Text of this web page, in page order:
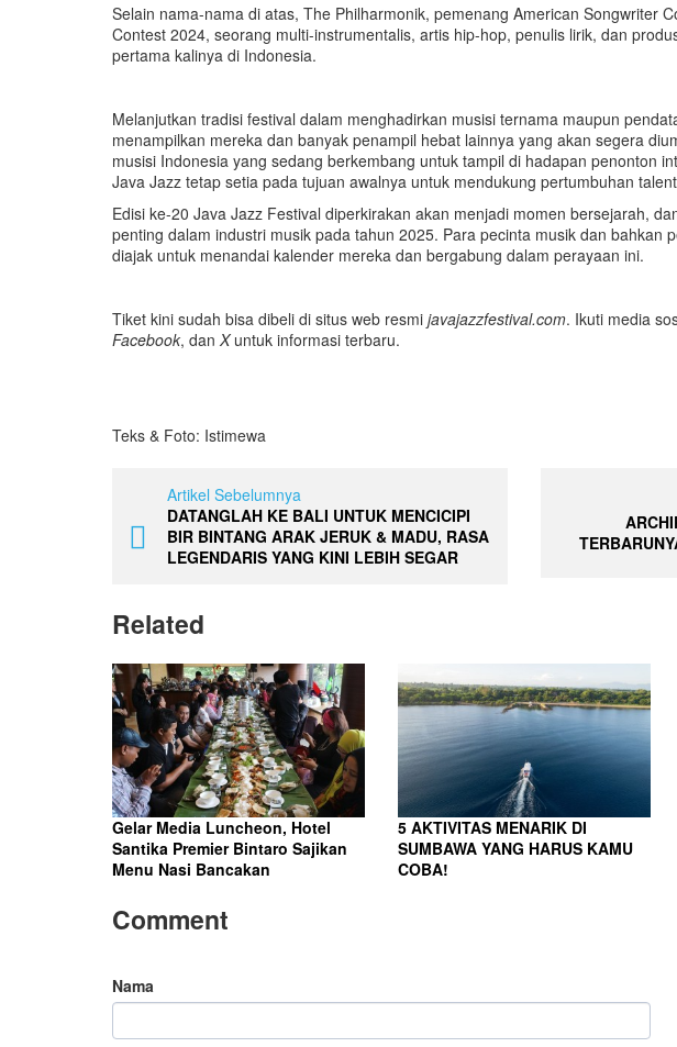
Selain nama-nama di atas, The Philharmonik, pemenang American Songwriter
Contest 2024, seorang multi-instrumentalis, artis hip-hop, penulis lirik, dan
pertama kalinya di Indonesia.
Melanjutkan tradisi festival dalam menghadirkan musisi ternama maupun
menampilkan mereka dan banyak penampil hebat lainnya yang akan segera
musisi Indonesia yang sedang berkembang untuk tampil di hadapan penonton
Java Jazz tetap setia pada tujuan awalnya untuk mendukung pertumbuhan
Edisi ke-20 Java Jazz Festival diperkirakan akan menjadi momen bersejarah,
penting dalam industri musik pada tahun 2025. Para pecinta musik dan bahkan
diajak untuk menandai kalender mereka dan bergabung dalam perayaan ini.
Tiket kini sudah bisa dibeli di situs web resmi javajazzfestival.com. Ikuti media
Facebook, dan Xuntuk informasi terbaru.
Teks & Foto: Istimewa
Artikel Sebelumnya
DATANGLAH KE BALI UNTUK MENCICIPI
BIR BINTANG ARAK JERUK & MADU, RASA
LEGENDARIS YANG KINI LEBIH SEGAR
Related
Gelar Media Luncheon, Hotel
Santika Premier Bintaro Sajikan
Menu Nasi Bancakan
5 AKTIVITAS MENARIK DI
SUMBAWA YANG HARUS KAMU
COBA!
Comment
Nama